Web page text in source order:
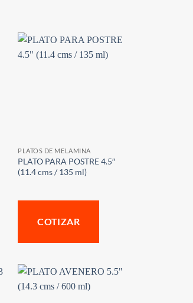
PLATOS DE MELAMINA
PLATO PARA POSTRE 4.5″
(11.4 cms / 135 ml)
COTIZAR